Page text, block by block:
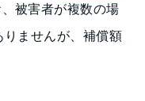
被害者が複数の場
ませんが、補償額